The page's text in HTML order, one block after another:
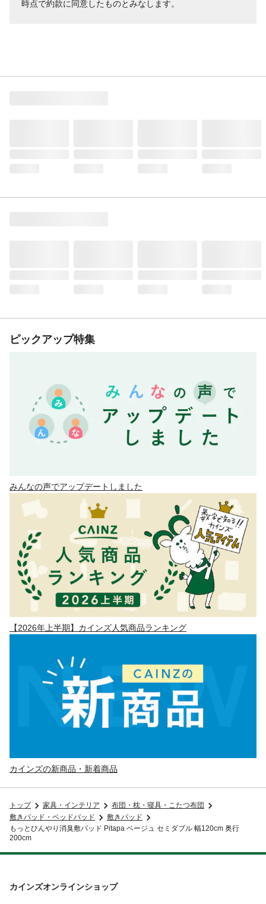
時点で約款に同意したものとみなします。
ピックアップ特集
みんなの声でアップデートしました
【2026年上半期】カインズ人気商品ランキング
カインズの新商品・新着商品
トップ 家具・インテリア
布団・枕・寝具・こたつ布団
敷きパッド・ベッドパッド
敷きパッド
もっとひんやり消臭敷パッド Pitapa ベージュ セミダブル 幅120cm 奥行
200cm
カインズオンラインショップ